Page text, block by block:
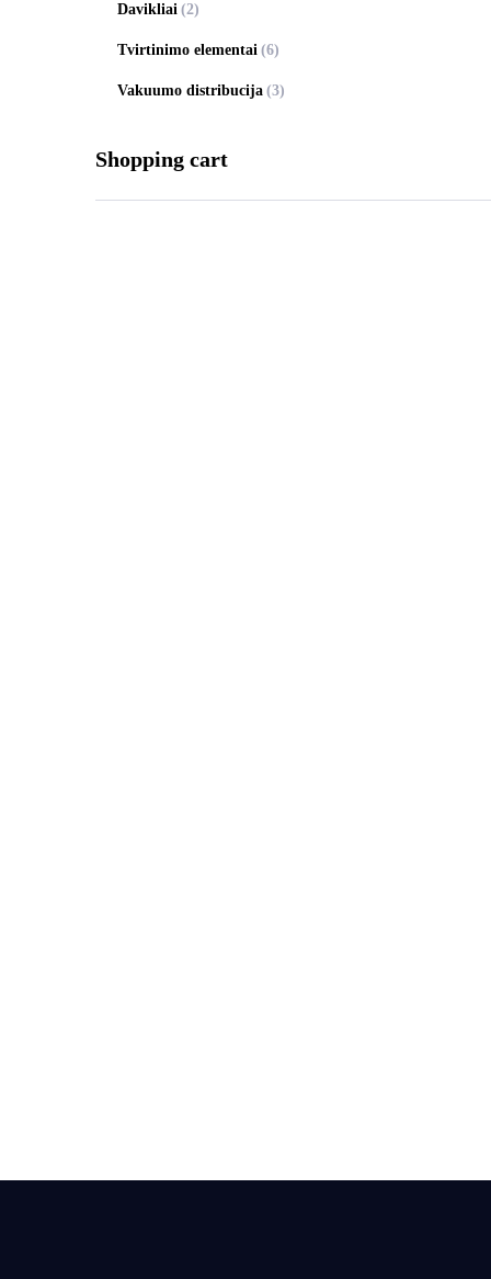
Davikliai (2)
Tvirtinimo elementai (6)
Vakuumo distribucija (3)
Shopping cart